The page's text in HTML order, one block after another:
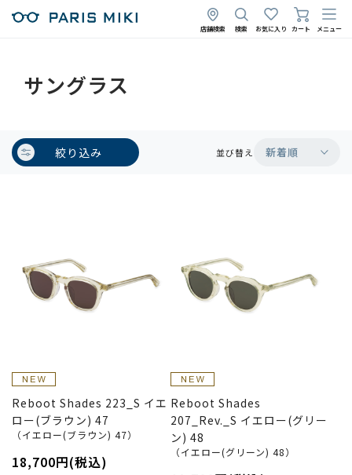
店舗検索 検索 お気に入り カート メニュー
サングラス
絞り込み 並び替え 新着順
Reboot Shades 223_S イエ
ロー(ブラウン) 47
（イエロー(ブラウン) 47）
18,700円(税込)
Reboot Shades
207_Rev._S イエロー(グリー
ン) 48
（イエロー(グリーン) 48）